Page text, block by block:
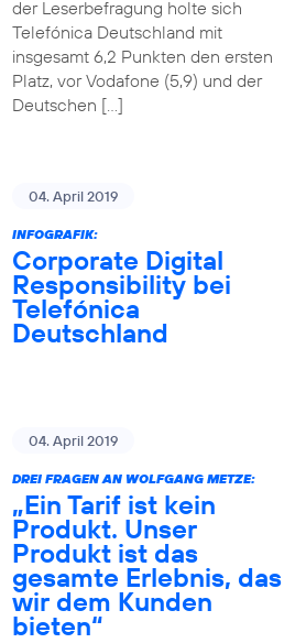
der Leserbefragung holte sich
Telefónica Deutschland mit
insgesamt 6,2 Punkten den ersten
Platz, vor Vodafone (5,9) und der
Deutschen […]
04. April 2019
INFOGRAFIK:
Corporate Digital
Responsibility bei
Telefónica
Deutschland
04. April 2019
DREI FRAGEN AN WOLFGANG METZE:
„Ein Tarif ist kein
Produkt. Unser
Produkt ist das
gesamte Erlebnis, das
wir dem Kunden
bieten“